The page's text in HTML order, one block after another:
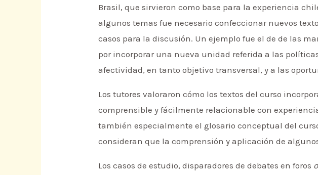
Brasil, que sirvieron como base para la experiencia
algunos temas fue necesario confeccionar nuevos
casos para la discusión. Un ejemplo fue el de de las
por incorporar una nueva unidad referida a las
afectividad, en tanto objetivo transversal, y a las
Los tutores valoraron cómo los textos del curso
comprensible y fácilmente relacionable con
también especialmente el glosario conceptual del
consideran que la comprensión y aplicación de
Los casos de estudio, disparadores de debates en foros